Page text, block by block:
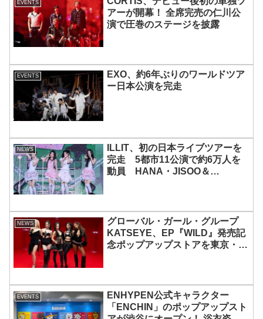
EVENTS
アーが開幕！ 全席完売の仁川公
演で圧巻のステージを披露
EVENTS
EXO、約6年ぶりのワールドツア
ー日本公演を完走
NEWS
ILLIT、初の日本ライブツアーを
完走 5都市11公演で約6万人を
動員 HANA・JISOO＆
NEWS
グローバル・ガール・グループ
KATSEYE、EP『WILD』発売記
念ポップアップストアを東京・原
EVENTS
ENHYPEN公式キャラクター
「ENCHIN」のポップアップスト